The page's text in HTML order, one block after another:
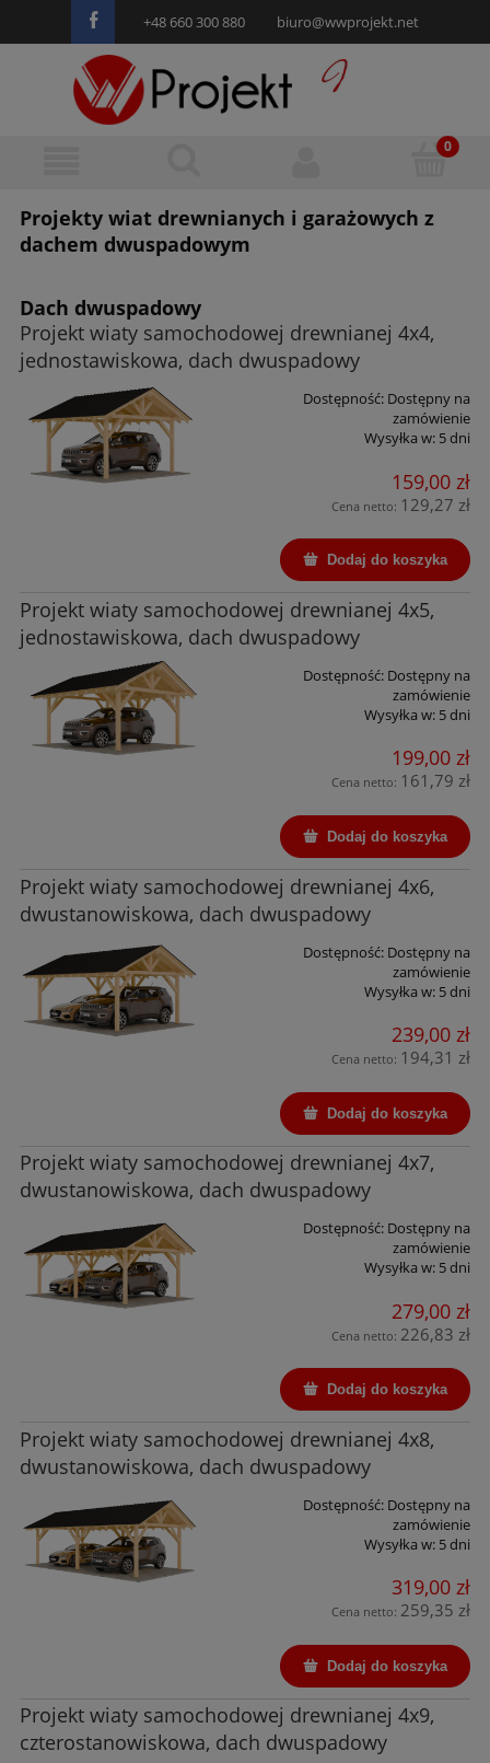
+48 660 300 880 biuro@wwprojekt.net
Projekty wiat drewnianych i garażowych z
dachem dwuspadowym
Dach dwuspadowy
Projekt wiaty samochodowej drewnianej 4x4,
jednostawiskowa, dach dwuspadowy
Dostępność: Dostępny na
zamówienie
Wysyłka w: 5 dni
159,00 zł
Cena netto: 129,27 zł
Dodaj do koszyka
Projekt wiaty samochodowej drewnianej 4x5,
jednostawiskowa, dach dwuspadowy
Dostępność: Dostępny na
zamówienie
Wysyłka w: 5 dni
199,00 zł
Cena netto: 161,79 zł
Dodaj do koszyka
Projekt wiaty samochodowej drewnianej 4x6,
dwustanowiskowa, dach dwuspadowy
Dostępność: Dostępny na
zamówienie
Wysyłka w: 5 dni
239,00 zł
Cena netto: 194,31 zł
Dodaj do koszyka
Projekt wiaty samochodowej drewnianej 4x7,
dwustanowiskowa, dach dwuspadowy
Dostępność: Dostępny na
zamówienie
Wysyłka w: 5 dni
279,00 zł
Cena netto: 226,83 zł
Dodaj do koszyka
Projekt wiaty samochodowej drewnianej 4x8,
dwustanowiskowa, dach dwuspadowy
Dostępność: Dostępny na
zamówienie
Wysyłka w: 5 dni
319,00 zł
Cena netto: 259,35 zł
Dodaj do koszyka
Projekt wiaty samochodowej drewnianej 4x9,
czterostanowiskowa, dach dwuspadowy